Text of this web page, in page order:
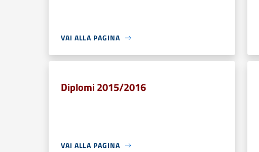
VAI ALLA PAGINA
Diplomi 2015/2016
VAI ALLA PAGINA